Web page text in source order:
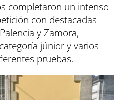
completaron un intenso
con destacadas
y Zamora,
júnior y varios
pruebas.